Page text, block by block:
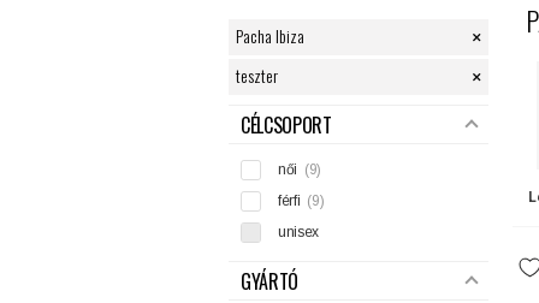
Pacha Ibiza ×
teszter ×
SZŰRÉS
CÉLCSOPORT
női (9)
férfi (9)
unisex
GYÁRTÓ